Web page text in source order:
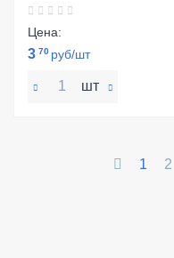
Цена:
3 70 руб/шт
шт
1 2